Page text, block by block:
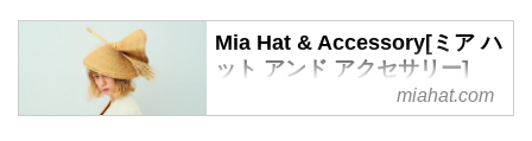
Mia Hat & Accessory[ミア ハ
ット アンド アクセサリー]
miahat.com